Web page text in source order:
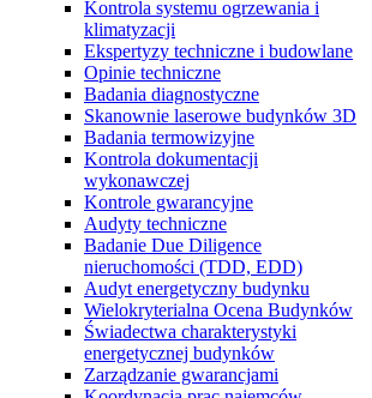
Kontrola systemu ogrzewania i
klimatyzacji
Ekspertyzy techniczne i budowlane
Opinie techniczne
Badania diagnostyczne
Skanownie laserowe budynków 3D
Badania termowizyjne
Kontrola dokumentacji
wykonawczej
Kontrole gwarancyjne
Audyty techniczne
Badanie Due Diligence
nieruchomości (TDD, EDD)
Audyt energetyczny budynku
Wielokryterialna Ocena Budynków
Świadectwa charakterystyki
energetycznej budynków
Zarządzanie gwarancjami